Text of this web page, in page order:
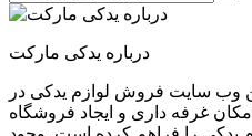
درباره یدکی مارکت
وب سایت فروش لوازم یدکی در
غرفه داری و ایجاد فروشگاه